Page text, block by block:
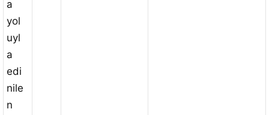
a
yol
uyl
a
edi
nile
n